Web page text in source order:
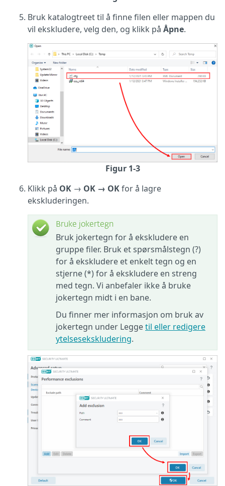
Bruk katalogtreet til å finne filen eller mappen du
vil ekskludere, velg den, og klikk på Åpne.
Figur 1-3
Klikk på OK → OK → OKfor å lagre
ekskluderingen.
Bruke jokertegn
Bruk jokertegn for å ekskludere en
gruppe filer. Bruk et spørsmålstegn (?)
for å ekskludere et enkelt tegn og en
stjerne (*) for å ekskludere en streng
med tegn. Vi anbefaler ikke å bruke
jokertegn midt i en bane.
Du finner mer informasjon om bruk av
jokertegn under Leggetil eller redigere
ytelsesekskludering.